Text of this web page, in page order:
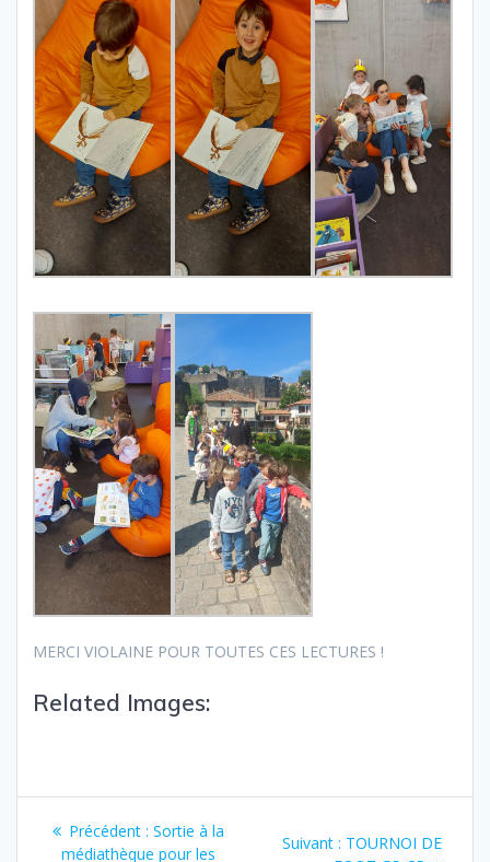
MERCI VIOLAINE POUR TOUTES CES LECTURES !
Related Images:
Précédent : Sortie à la
médiathèque pour les
Suivant : TOURNOI DE